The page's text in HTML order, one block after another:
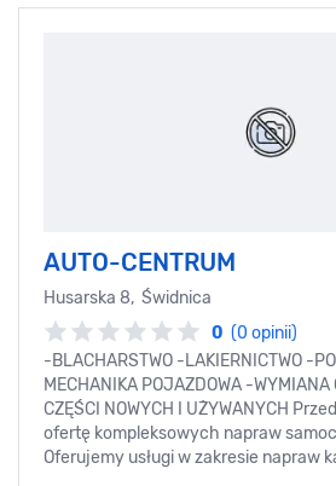
AUTO-CENTRUM
Husarska 8, Świdnica
0 (0 opinii)
-BLACHARSTWO -LAKIERNICTWO -
MECHANIKA POJAZDOWA -
CZĘŚCI NOWYCH I UŻYWANYCH
ofertę kompleksowych napraw
Oferujemy usługi w zakresie napraw